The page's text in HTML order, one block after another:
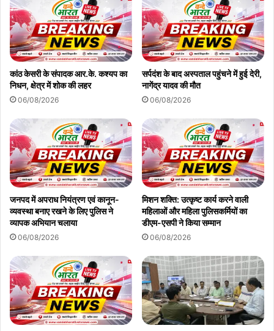
कांठ केसरी के संपादक आर.के. कश्यप का
निधन, क्षेत्र में शोक की लहर
06/08/2026
सर्पदंश के बाद अस्पताल पहुंचने में हुई देरी,
नागेंद्र यादव की मौत
06/08/2026
जनपद में अपराध नियंत्रण एवं कानून-
व्यवस्था बनाए रखने के लिए पुलिस ने
व्यापक अभियान चलाया
06/08/2026
मिशन शक्ति: उत्कृष्ट कार्य करने वाली
महिलाओं और महिला पुलिसकर्मियों का
डीएम-एसपी ने किया सम्मान
06/08/2026